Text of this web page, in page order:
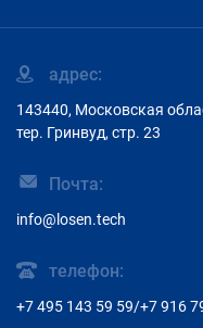
адрес:
143440, Московская
тер. Гринвуд, стр. 23
Почта:
info@losen.tech
телефон:
+7 495 143 59 59/+7 916